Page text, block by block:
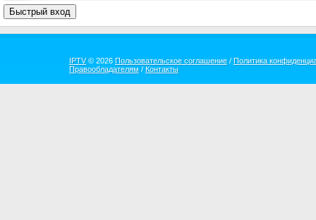
IPTV© 2026 Пользовательское соглашение / Политика
Правообладателям / Контакты